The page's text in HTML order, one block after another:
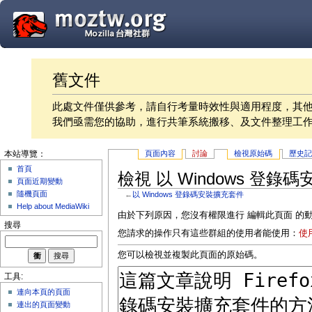
舊文件
此處文件僅供參考，請自行考量時效性與適用程度，其
我們亟需您的協助，進行共筆系統搬移、及文件整理工
頁面內容 討論 檢視原始碼 歷史
檢視 以 Windows 登錄碼
← 以 Windows 登錄碼安裝擴充套件
由於下列原因，您沒有權限進行 編輯此頁面 的
您請求的操作只有這些群組的使用者能使用： 使
您可以檢視並複製此頁面的原始碼。
本站導覽：
首頁
頁面近期變動
隨機頁面
Help about MediaWiki
搜尋
工具:
連向本頁的頁面
連出的頁面變動